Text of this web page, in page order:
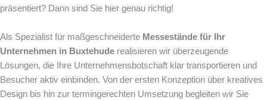
präsentiert? Dann sind Sie hier genau richtig!
Als Spezialist für maßgeschneiderte Messestände für Ihr
Unternehmen in Buxtehude realisieren wir überzeugende
Lösungen, die Ihre Unternehmensbotschaft klar transportieren und
Besucher aktiv einbinden. Von der ersten Konzeption über kreatives
Design bis hin zur termingerechten Umsetzung begleiten wir Sie